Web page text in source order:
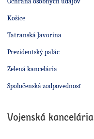
Košice
Tatranská Javorina
Prezidentský palác
Zelená kancelária
Spoločenská zodpovednosť
Vojenská kancelária